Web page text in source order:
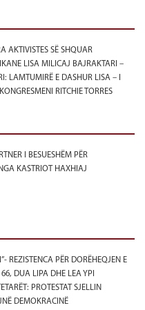
AKTIVISTES SË SHQUAR
LISA MILICAJ BAJRAKTARI –
LAMTUMIRË E DASHUR LISA – I
RITCHIE TORRES
I BESUESHËM PËR
KASTRIOT HAXHIAJ
REZISTENCA PËR DORËHEQJEN E
DUA LIPA DHE LEA YPI
PROTESTAT SJELLIN
DEMOKRACINË